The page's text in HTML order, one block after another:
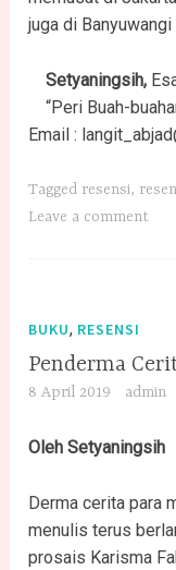
juga di
Setyaningsih,
“Peri Buah-
Email :
Tagged resensi,
Leave a comment
BUKU, RESENSI
Penderma
8 April 2019 admin
Oleh Setyaningsih
Derma cerita para
menulis terus
prosais Karisma